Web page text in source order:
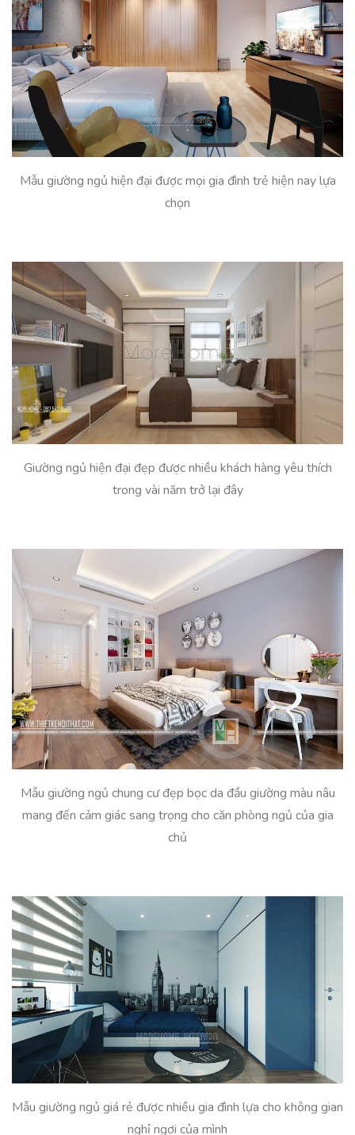
Mẫu giường ngủ hiện đại được mọi gia đình trẻ hiện nay lựa
chọn
Giường ngủ hiện đại đẹp được nhiều khách hàng yêu thích
trong vài năm trở lại đây
Mẫu giường ngủ chung cư đẹp bọc da đầu giường màu nâu
mang đến cảm giác sang trọng cho căn phòng ngủ của gia
chủ
Mẫu giường ngủ giá rẻ được nhiều gia đình lựa cho không gian
nghỉ ngơi của mình